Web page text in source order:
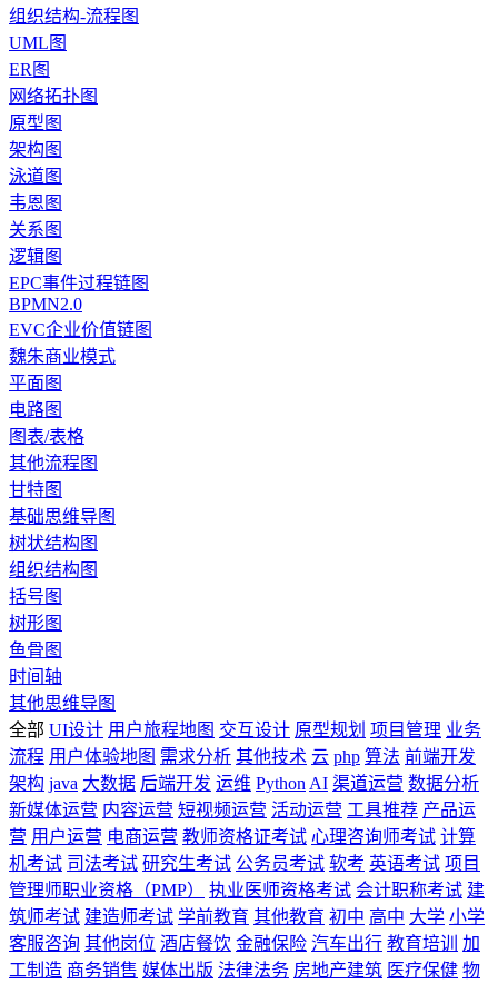
组织结构-流程图
UML图
ER图
网络拓扑图
原型图
架构图
泳道图
韦恩图
关系图
逻辑图
EPC事件过程链图
BPMN2.0
EVC企业价值链图
魏朱商业模式
平面图
电路图
图表/表格
其他流程图
甘特图
基础思维导图
树状结构图
组织结构图
括号图
树形图
鱼骨图
时间轴
其他思维导图
全部 UI设计 用户旅程地图 交互设计 原型规划 项目管理 业务
流程 用户体验地图 需求分析 其他技术 云 php 算法 前端开发
架构 java 大数据 后端开发 运维 Python AI 渠道运营 数据分析
新媒体运营 内容运营 短视频运营 活动运营 工具推荐 产品运
营 用户运营 电商运营 教师资格证考试 心理咨询师考试 计算
机考试 司法考试 研究生考试 公务员考试 软考 英语考试 项目
管理师职业资格（PMP）
执业医师资格考试 会计职称考试 建
筑师考试 建造师考试 学前教育 其他教育 初中 高中 大学 小学
客服咨询 其他岗位 酒店餐饮 金融保险 汽车出行 教育培训
加
工制造 商务销售 媒体出版 法律法务 房地产建筑 医疗保健 物